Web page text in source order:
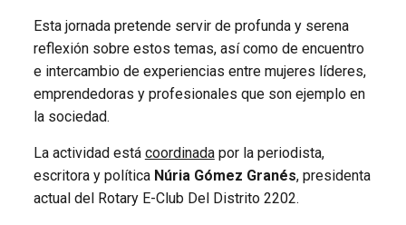
Esta jornada pretende servir de profunda y serena
reflexión sobre estos temas, así como de encuentro
e intercambio de experiencias entre mujeres líderes,
emprendedoras y profesionales que son ejemplo en
la sociedad.
La actividad está coordinadapor la periodista,
escritora y política Núria Gómez Granés, presidenta
actual del Rotary E-Club Del Distrito 2202.